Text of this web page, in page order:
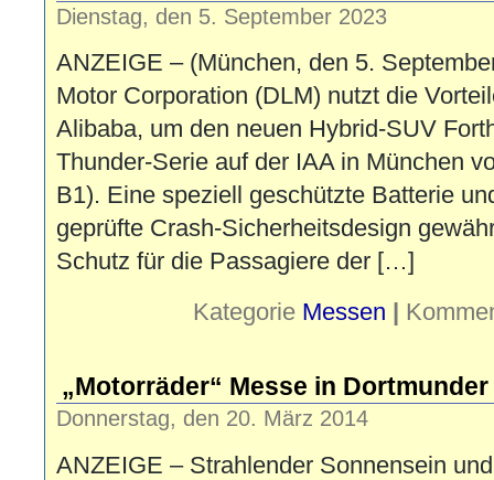
Dienstag, den 5. September 2023
ANZEIGE – (München, den 5.
Motor Corporation (DLM) nutzt die
Alibaba, um den neuen Hybrid-SUV
Thunder-Serie auf der IAA in München
B1). Eine speziell geschützte Batterie
geprüfte Crash-Sicherheitsdesign
Schutz für die Passagiere der […]
Kategorie Messen
„Motorräder“ Messe in
Donnerstag, den 20. März 2014
ANZEIGE – Strahlender Sonnensein